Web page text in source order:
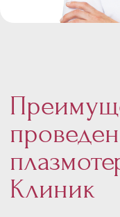
Клиник